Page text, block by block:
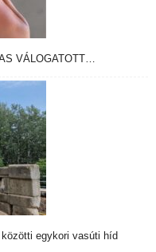
VÁLOGATOTT…
egykori vasúti híd